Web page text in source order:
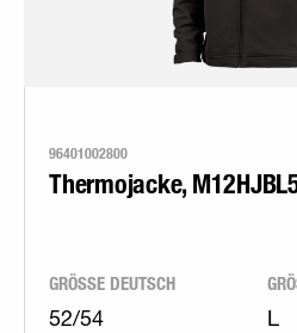
96401002800
Thermojacke,
GRÖSSE DEUTSCH
52/54 L